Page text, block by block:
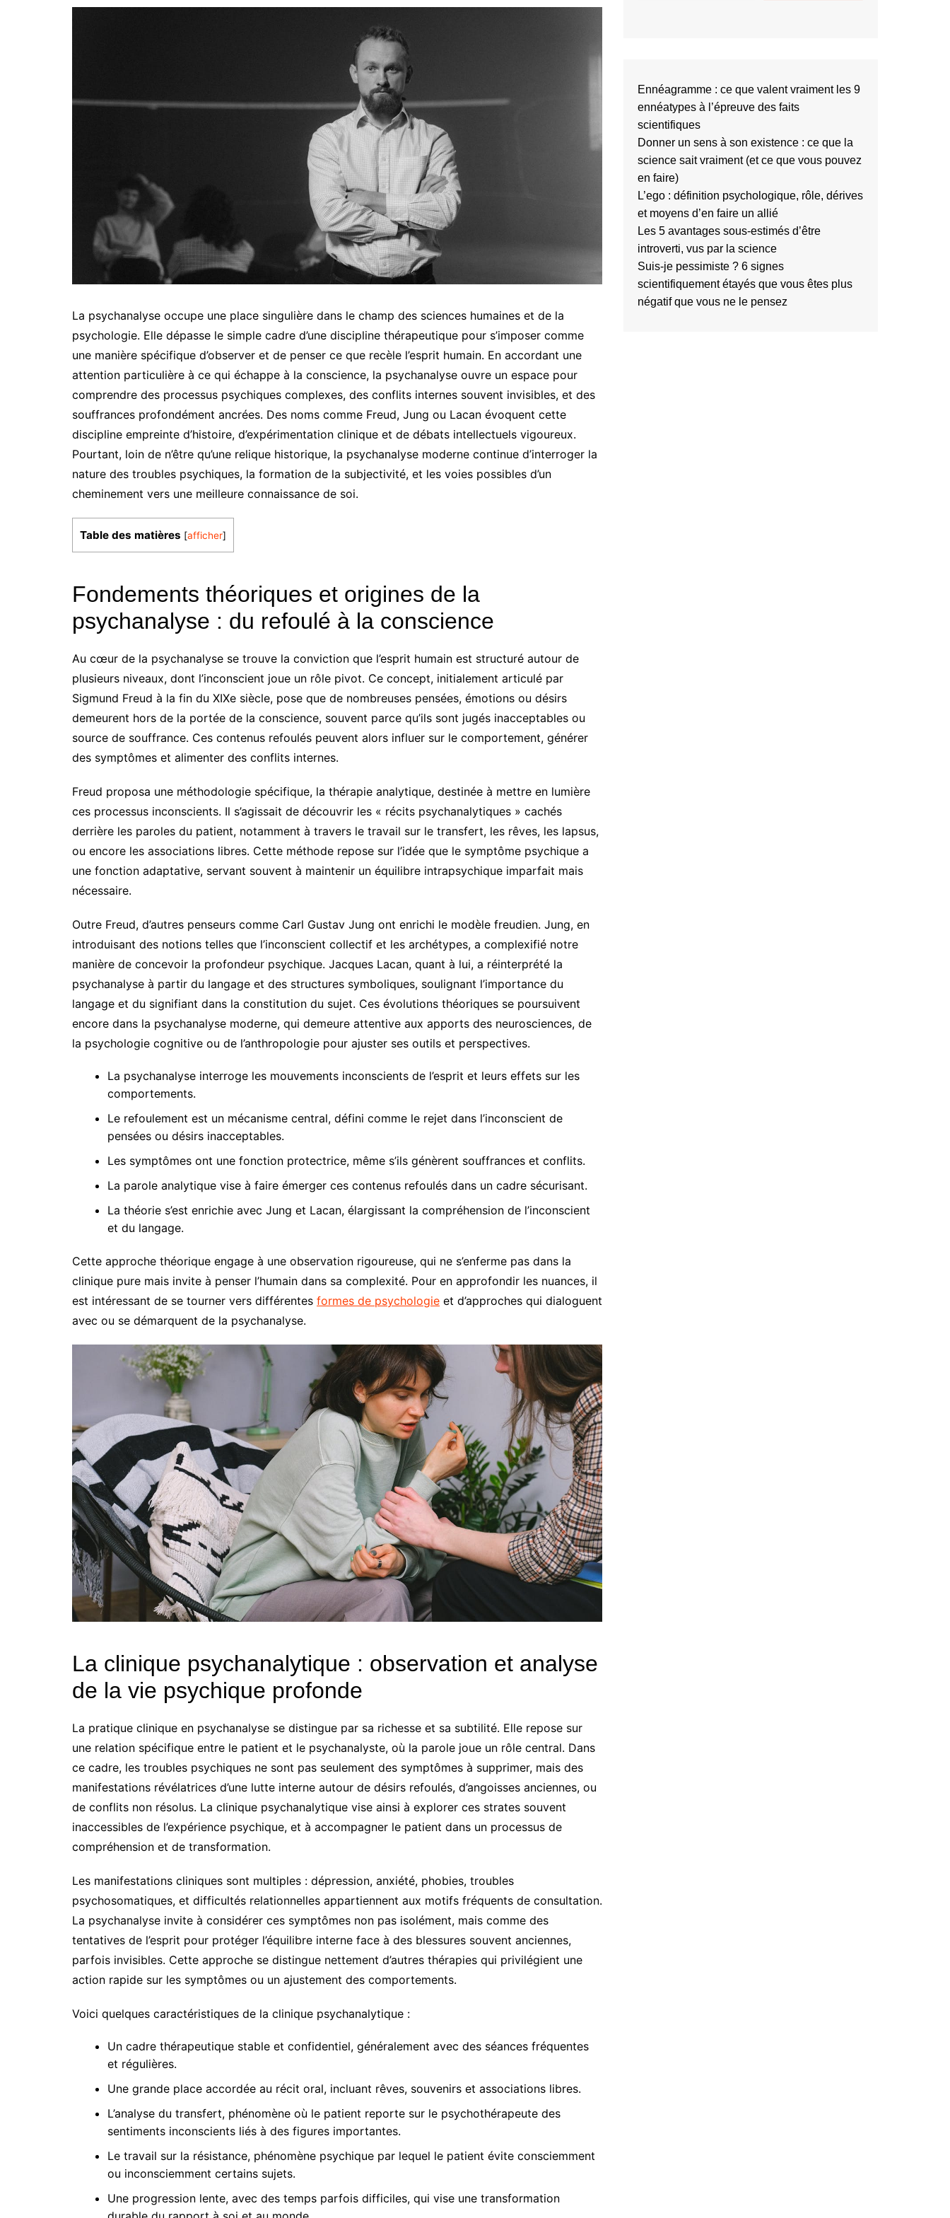
La psychanalyse occupe une place singulière dans le champ des sciences humaines et de la
psychologie. Elle dépasse le simple cadre d’une discipline thérapeutique pour s’imposer comme
une manière spécifique d’observer et de penser ce que recèle l’esprit humain. En accordant une
attention particulière à ce qui échappe à la conscience, la psychanalyse ouvre un espace pour
comprendre des processus psychiques complexes, des conflits internes souvent invisibles, et des
souffrances profondément ancrées. Des noms comme Freud, Jung ou Lacan évoquent cette
discipline empreinte d’histoire, d’expérimentation clinique et de débats intellectuels vigoureux.
Pourtant, loin de n’être qu’une relique historique, la psychanalyse moderne continue d’interroger la
nature des troubles psychiques, la formation de la subjectivité, et les voies possibles d’un
cheminement vers une meilleure connaissance de soi.
Table des matières [afficher]
Fondements théoriques et origines de la
psychanalyse : du refoulé à la conscience
Au cœur de la psychanalyse se trouve la conviction que l’esprit humain est structuré autour de
plusieurs niveaux, dont l’inconscient joue un rôle pivot. Ce concept, initialement articulé par
Sigmund Freud à la fin du XIXe siècle, pose que de nombreuses pensées, émotions ou désirs
demeurent hors de la portée de la conscience, souvent parce qu’ils sont jugés inacceptables ou
source de souffrance. Ces contenus refoulés peuvent alors influer sur le comportement, générer
des symptômes et alimenter des conflits internes.
Freud proposa une méthodologie spécifique, la thérapie analytique, destinée à mettre en lumière
ces processus inconscients. Il s’agissait de découvrir les « récits psychanalytiques » cachés
derrière les paroles du patient, notamment à travers le travail sur le transfert, les rêves, les lapsus,
ou encore les associations libres. Cette méthode repose sur l’idée que le symptôme psychique a
une fonction adaptative, servant souvent à maintenir un équilibre intrapsychique imparfait mais
nécessaire.
Outre Freud, d’autres penseurs comme Carl Gustav Jung ont enrichi le modèle freudien. Jung, en
introduisant des notions telles que l’inconscient collectif et les archétypes, a complexifié notre
manière de concevoir la profondeur psychique. Jacques Lacan, quant à lui, a réinterprété la
psychanalyse à partir du langage et des structures symboliques, soulignant l’importance du
langage et du signifiant dans la constitution du sujet. Ces évolutions théoriques se poursuivent
encore dans la psychanalyse moderne, qui demeure attentive aux apports des neurosciences, de
la psychologie cognitive ou de l’anthropologie pour ajuster ses outils et perspectives.
La psychanalyse interroge les mouvements inconscients de l’esprit et leurs effets sur les
comportements.
Le refoulement est un mécanisme central, défini comme le rejet dans l’inconscient de
pensées ou désirs inacceptables.
Les symptômes ont une fonction protectrice, même s’ils génèrent souffrances et conflits.
La parole analytique vise à faire émerger ces contenus refoulés dans un cadre sécurisant.
La théorie s’est enrichie avec Jung et Lacan, élargissant la compréhension de l’inconscient
et du langage.
Cette approche théorique engage à une observation rigoureuse, qui ne s’enferme pas dans la
clinique pure mais invite à penser l’humain dans sa complexité. Pour en approfondir les nuances, il
est intéressant de se tourner vers différentes formes de psychologie et d’approches qui dialoguent
avec ou se démarquent de la psychanalyse.
La clinique psychanalytique : observation et analyse
de la vie psychique profonde
La pratique clinique en psychanalyse se distingue par sa richesse et sa subtilité. Elle repose sur
une relation spécifique entre le patient et le psychanalyste, où la parole joue un rôle central. Dans
ce cadre, les troubles psychiques ne sont pas seulement des symptômes à supprimer, mais des
manifestations révélatrices d’une lutte interne autour de désirs refoulés, d’angoisses anciennes, ou
de conflits non résolus. La clinique psychanalytique vise ainsi à explorer ces strates souvent
inaccessibles de l’expérience psychique, et à accompagner le patient dans un processus de
compréhension et de transformation.
Les manifestations cliniques sont multiples : dépression, anxiété, phobies, troubles
psychosomatiques, et difficultés relationnelles appartiennent aux motifs fréquents de consultation.
La psychanalyse invite à considérer ces symptômes non pas isolément, mais comme des
tentatives de l’esprit pour protéger l’équilibre interne face à des blessures souvent anciennes,
parfois invisibles. Cette approche se distingue nettement d’autres thérapies qui privilégient une
action rapide sur les symptômes ou un ajustement des comportements.
Voici quelques caractéristiques de la clinique psychanalytique :
Un cadre thérapeutique stable et confidentiel, généralement avec des séances fréquentes
et régulières.
Une grande place accordée au récit oral, incluant rêves, souvenirs et associations libres.
L’analyse du transfert, phénomène où le patient reporte sur le psychothérapeute des
sentiments inconscients liés à des figures importantes.
Le travail sur la résistance, phénomène psychique par lequel le patient évite consciemment
ou inconsciemment certains sujets.
Une progression lente, avec des temps parfois difficiles, qui vise une transformation
Ennéagramme : ce que valent vraiment les 9
ennéatypes à l’épreuve des faits
scientifiques
Donner un sens à son existence : ce que la
science sait vraiment (et ce que vous pouvez
en faire)
L’ego : définition psychologique, rôle, dérives
et moyens d’en faire un allié
Les 5 avantages sous-estimés d’être
introverti, vus par la science
Suis-je pessimiste ? 6 signes
scientifiquement étayés que vous êtes plus
négatif que vous ne le pensez